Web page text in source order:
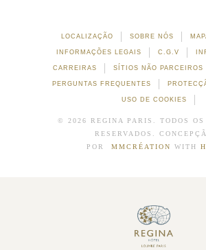
LOCALIZAÇÃO SOBRE NÓS
INFORMAÇÕES LEGAIS C.G.V
CARREIRAS SÍTIOS NÃO PARCEIROS
PERGUNTAS FREQUENTES
USO DE COOKIES
© 2026 REGINA PARIS. TODOS OS
RESERVADOS.
POR MMCRÉATION WITH